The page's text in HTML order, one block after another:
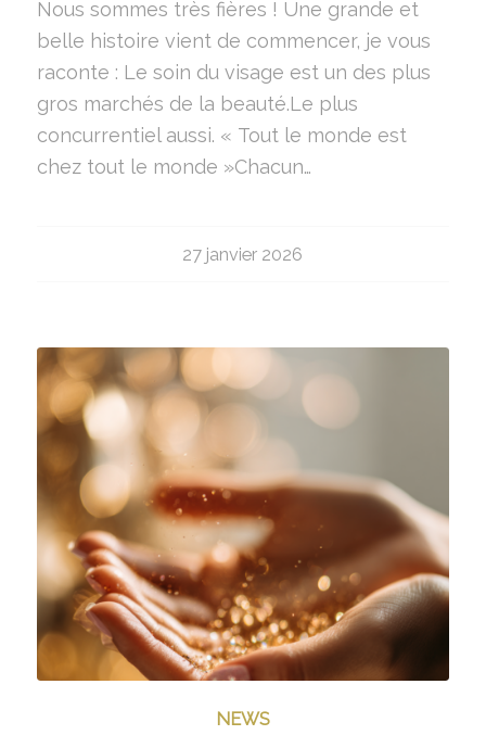
Nous sommes très fières ! Une grande et
belle histoire vient de commencer, je vous
raconte : Le soin du visage est un des plus
gros marchés de la beauté.Le plus
concurrentiel aussi. « Tout le monde est
chez tout le monde »Chacun…
27 janvier 2026
NEWS